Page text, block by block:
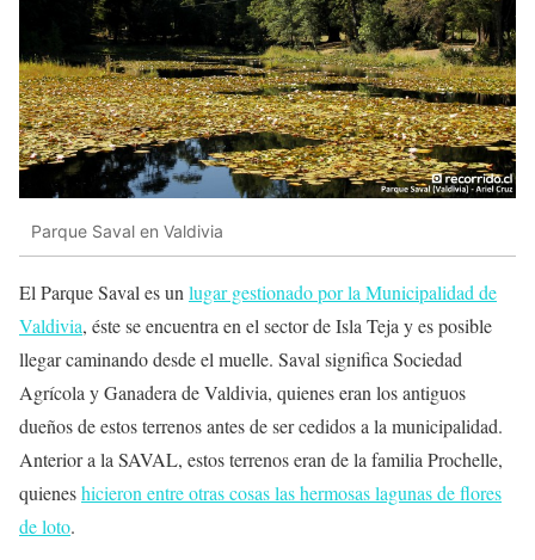
Parque Saval en Valdivia
El Parque Saval es unlugar gestionado por la Municipalidad de
Valdivia, éste se encuentra en el sector de Isla Teja y es posible
llegar caminando desde el muelle. Saval significa Sociedad
Agrícola y Ganadera de Valdivia, quienes eran los antiguos
dueños de estos terrenos antes de ser cedidos a la municipalidad.
Anterior a la SAVAL, estos terrenos eran de la familia Prochelle,
quieneshicieron entre otras cosas las hermosas lagunas de flores
de loto.